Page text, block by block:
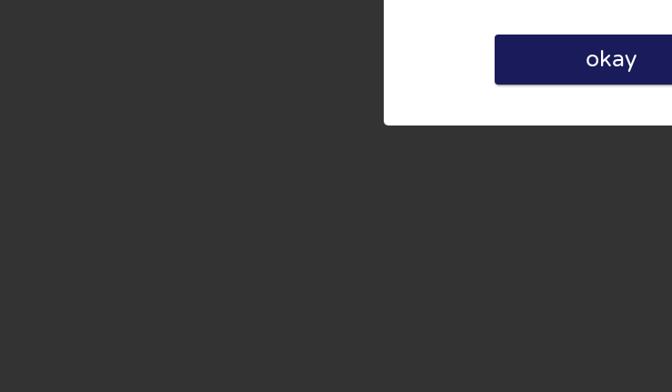
okay